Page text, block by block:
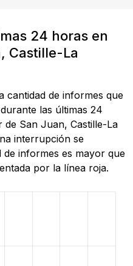
24 horas en
Castille-La
cantidad de informes que
las últimas 24
San Juan, Castille-La
interrupción se
de informes es mayor que
por la línea roja.